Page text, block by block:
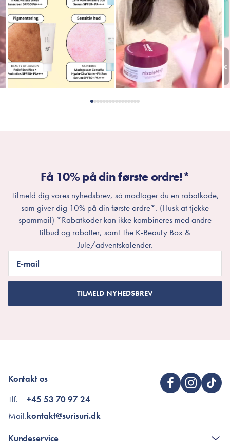
Få 10% på din første ordre!*
Tilmeld dig vores nyhedsbrev, så modtager du en rabatkode,
som giver dig 10% på din første ordre*. (Husk at tjekke
spammail) *Rabatkoder kan ikke kombineres med andre
tilbud og rabatter, samt The K-Beauty Box &
Jule/adventskalender.
E-mail
TILMELD NYHEDSBREV
Kontakt os
Tlf.
Mail.
+45 53 70 97 24
kontakt@surisuri.dk
Kundeservice